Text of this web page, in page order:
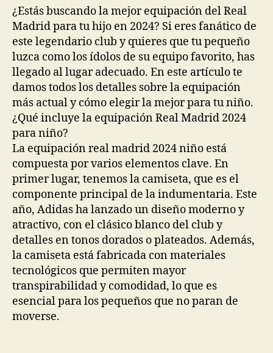
entrada
entrada
¿Estás buscando la mejor equipación del Real
Madrid para tu hijo en 2024? Si eres fanático de
este legendario club y quieres que tu pequeño
luzca como los ídolos de su equipo favorito, has
llegado al lugar adecuado. En este artículo te
damos todos los detalles sobre la equipación
más actual y cómo elegir la mejor para tu niño.
¿Qué incluye la equipación Real Madrid 2024
para niño?
La equipación real madrid 2024 niño está
compuesta por varios elementos clave. En
primer lugar, tenemos la camiseta, que es el
componente principal de la indumentaria. Este
año, Adidas ha lanzado un diseño moderno y
atractivo, con el clásico blanco del club y
detalles en tonos dorados o plateados. Además,
la camiseta está fabricada con materiales
tecnológicos que permiten mayor
transpirabilidad y comodidad, lo que es
esencial para los pequeños que no paran de
moverse.